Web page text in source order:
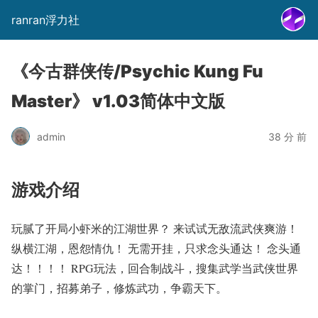
ranran浮力社
《今古群侠传/Psychic Kung Fu
Master》 v1.03简体中文版
admin 38 分 前
游戏介绍
玩腻了开局小虾米的江湖世界？ 来试试无敌流武侠爽游！
纵横江湖，恩怨情仇！ 无需开挂，只求念头通达！ 念头通
达！！！！ RPG玩法，回合制战斗，搜集武学当武侠世界
的掌门，招募弟子，修炼武功，争霸天下。